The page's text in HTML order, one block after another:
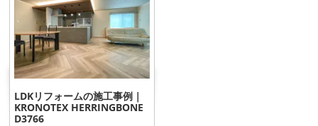
LDKリフォームの施工事例｜
KRONOTEX HERRINGBONE
D3766